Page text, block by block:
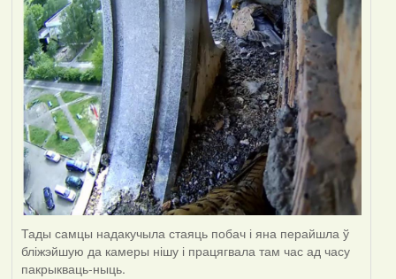
Тады самцы надакучыла стаяць побач і яна перайшла ў
бліжэйшую да камеры нішу і працягвала там час ад часу
пакрыкваць-ныць.